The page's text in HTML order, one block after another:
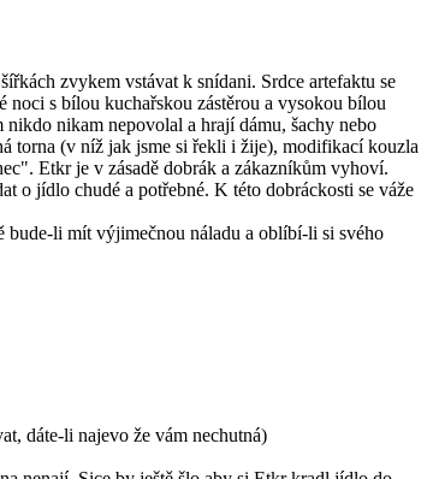
zvykem vstávat k snídani. Srdce artefaktu se
noci s bílou kuchařskou zástěrou a vysokou bílou
nikam nepovolal a hrají dámu, šachy nebo
torna (v níž jak jsme si řekli i žije), modifikací kouzla
Etkr je v zásadě dobrák a zákazníkům vyhoví.
o jídlo chudé a potřebné. K této dobráckosti se váže
bude-li mít výjimečnou náladu a oblíbí-li si svého
dáte-li najevo že vám nechutná)